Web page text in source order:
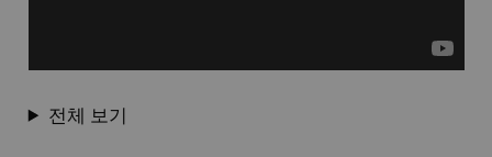
전체 보기